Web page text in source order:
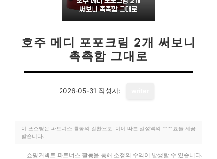
호주 메디 포포크림 2개 써보니
촉촉함 그대로
2026-05-31 작성자:
이 포스팅은 파트너스 활동의 일환으로, 이에 따른 일정액의 수수료를 제공
받습니다.
쇼핑커넥트 파트너스 활동을 통해 소정의 수익이 발생할 수 있습니다.